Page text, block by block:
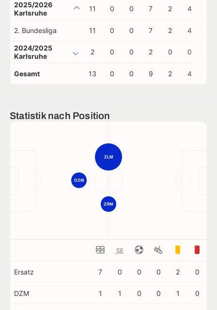
2025/2026
Karlsruhe
11 0 0 7 2 4
2. Bundesliga 11 0 0 7 2 4
2024/2025
Karlsruhe
2 0 0 2 0 0
Gesamt 13 0 0 9 2 4
Statistik nach Position
ZLM
DZM
ZRM
SE
Ersatz 7 0 0 0 2 0
DZM 1 1 0 0 1 0